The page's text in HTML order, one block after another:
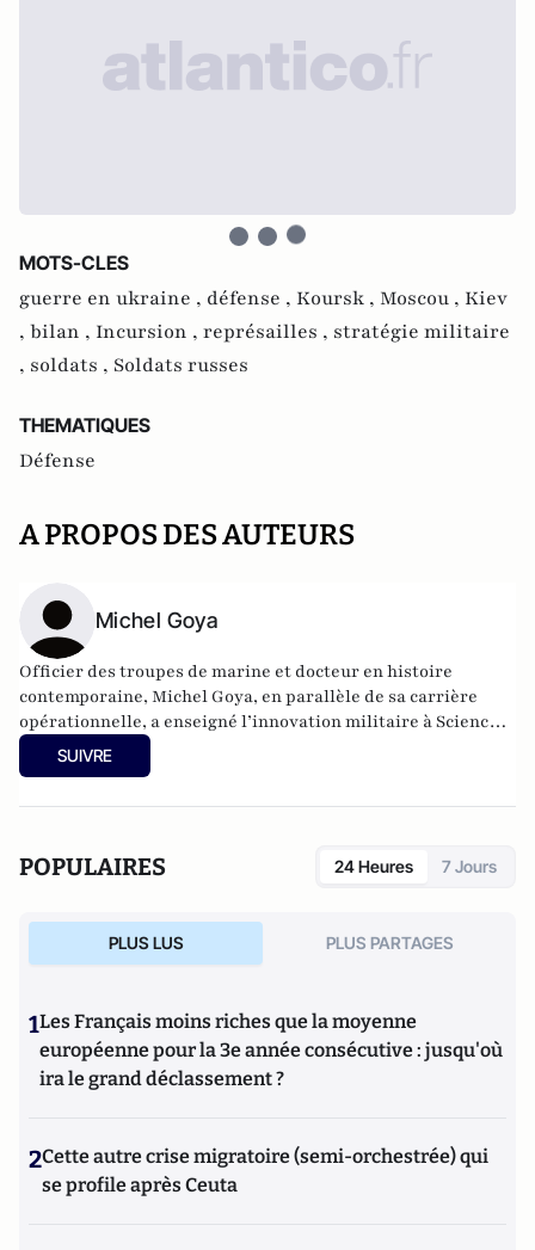
MOTS-CLES
guerre en ukraine , défense , Koursk , Moscou , Kiev
, bilan , Incursion , représailles , stratégie militaire
, soldats , Soldats russes
THEMATIQUES
Défense
A PROPOS DES AUTEURS
Michel Goya
Officier des troupes de marine et docteur en histoire
contemporaine, Michel Goya, en parallèle de sa carrière
opérationnelle, a enseigné l’innovation militaire à Sciences-
Po et à l’École pratique des hautes études. Très visible dans
les cercles militaires et désormais dans les médias, il est
avec Jean Lopez « L’ours et le renard Histoire immédiate de
SUIVRE
POPULAIRES 24 Heures 7 Jours
PLUS LUS PLUS PARTAGES
1Les Français moins riches que la moyenne
européenne pour la 3e année consécutive : jusqu'où
ira le grand déclassement ?
2Cette autre crise migratoire (semi-orchestrée) qui
se profile après Ceuta